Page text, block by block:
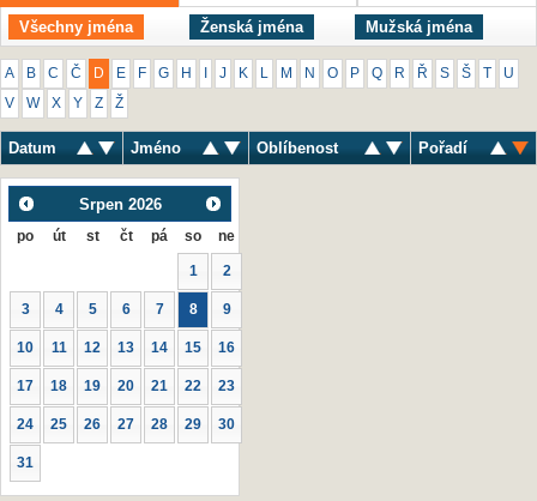
Všechny jména Ženská jména Mužská jména
A B C Č D E F G H J K M N O P Q R Ř S Š U
V W X Y Z Ž
Datum Jméno Oblíbenost Pořadí
Srpen 2026
po út st čt pá so ne
1 2
3 4 5 6 7 8 9
10 11 12 13 14 15 16
17 18 19 20 21 22 23
24 25 26 27 28 29 30
31